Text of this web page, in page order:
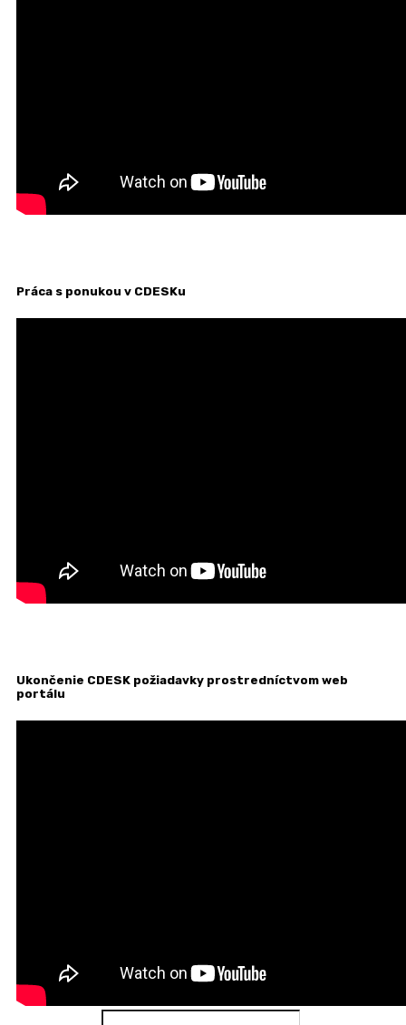
Práca s ponukou v CDESKu
Ukončenie CDESK požiadavky prostredníctvom web
portálu